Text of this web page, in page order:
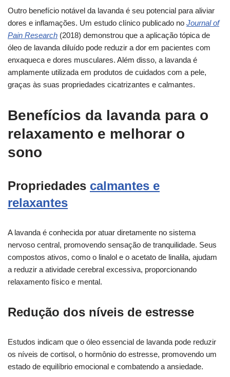
Outro benefício notável da lavanda é seu potencial para aliviar
dores e inflamações. Um estudo clínico publicado no Journal of
Pain Research (2018) demonstrou que a aplicação tópica de
óleo de lavanda diluído pode reduzir a dor em pacientes com
enxaqueca e dores musculares. Além disso, a lavanda é
amplamente utilizada em produtos de cuidados com a pele,
graças às suas propriedades cicatrizantes e calmantes.
Benefícios da lavanda para o
relaxamento e melhorar o
sono
Propriedades calmantes e
relaxantes
A lavanda é conhecida por atuar diretamente no sistema
nervoso central, promovendo sensação de tranquilidade. Seus
compostos ativos, como o linalol e o acetato de linalila, ajudam
a reduzir a atividade cerebral excessiva, proporcionando
relaxamento físico e mental.
Redução dos níveis de estresse
Estudos indicam que o óleo essencial de lavanda pode reduzir
os níveis de cortisol, o hormônio do estresse, promovendo um
estado de equilíbrio emocional e combatendo a ansiedade.